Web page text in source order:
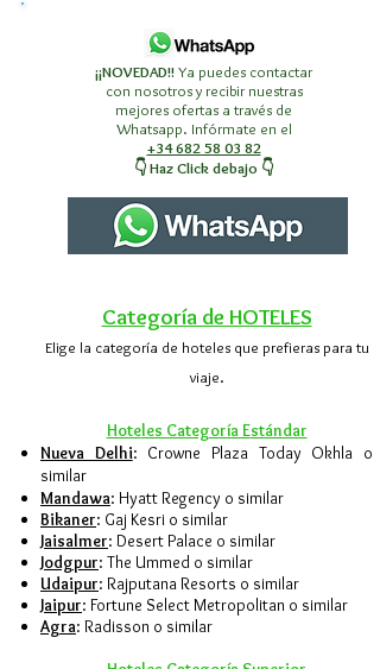
¡¡NOVEDAD!!Ya puedes contactar
con nosotros y recibir nuestras
mejores ofertas a través de
Whatsapp. Infórmate en el
+34 682 58 03 82
👇 Haz Click debajo 👇
Categoría de HOTELES
Elige la categoría de hoteles que prefieras para tu
viaje.
Hoteles Categoría Estándar
Nueva Delhi: Crowne Plaza Today Okhla o
similar
Mandawa: Hyatt Regency o similar
Bikaner: Gaj Kesri o similar
Jaisalmer: Desert Palace o similar
Jodgpur: The Ummed o similar
Udaipur: Rajputana Resorts o similar
Jaipur: Fortune Select Metropolitan o similar
Agra: Radisson o similar